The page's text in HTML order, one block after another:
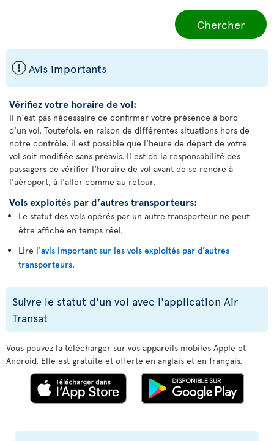
Chercher
ü Avis importants
Vérifiez votre horaire de vol:
Il n'est pas nécessaire de confirmer votre présence à bord
d'un vol. Toutefois, en raison de différentes situations hors de
notre contrôle, il est possible que l'heure de départ de votre
vol soit modifiée sans préavis. Il est de la responsabilité des
passagers de vérifier l'horaire de vol avant de se rendre à
l'aéroport, à l'aller comme au retour.
Vols exploités par d’autres transporteurs:
Le statut des vols opérés par un autre transporteur ne peut
être affiché en temps réel.
Lire l'avis important sur les vols exploités par d’autres
transporteurs.
Suivre le statut d'un vol avec l'application Air
Transat
Vous pouvez la télécharger sur vos appareils mobiles Apple et
Android. Elle est gratuite et offerte en anglais et en français.